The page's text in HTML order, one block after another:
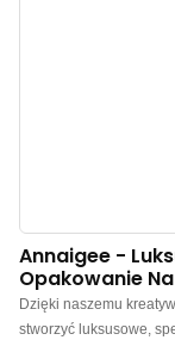
Annaigee -
Opakowanie
Prezentowe
Ściągaczem
Dzięki naszemu
stworzyć luksusowe,